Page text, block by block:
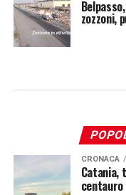
zozzoni,
CRONACA
Catania,
centauro